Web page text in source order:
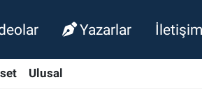
Yazarlar İletişim
Ulusal